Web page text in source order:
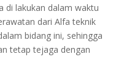
di lakukan dalam waktu
dari Alfa teknik
bidang ini, sehingga
tetap tejaga dengan